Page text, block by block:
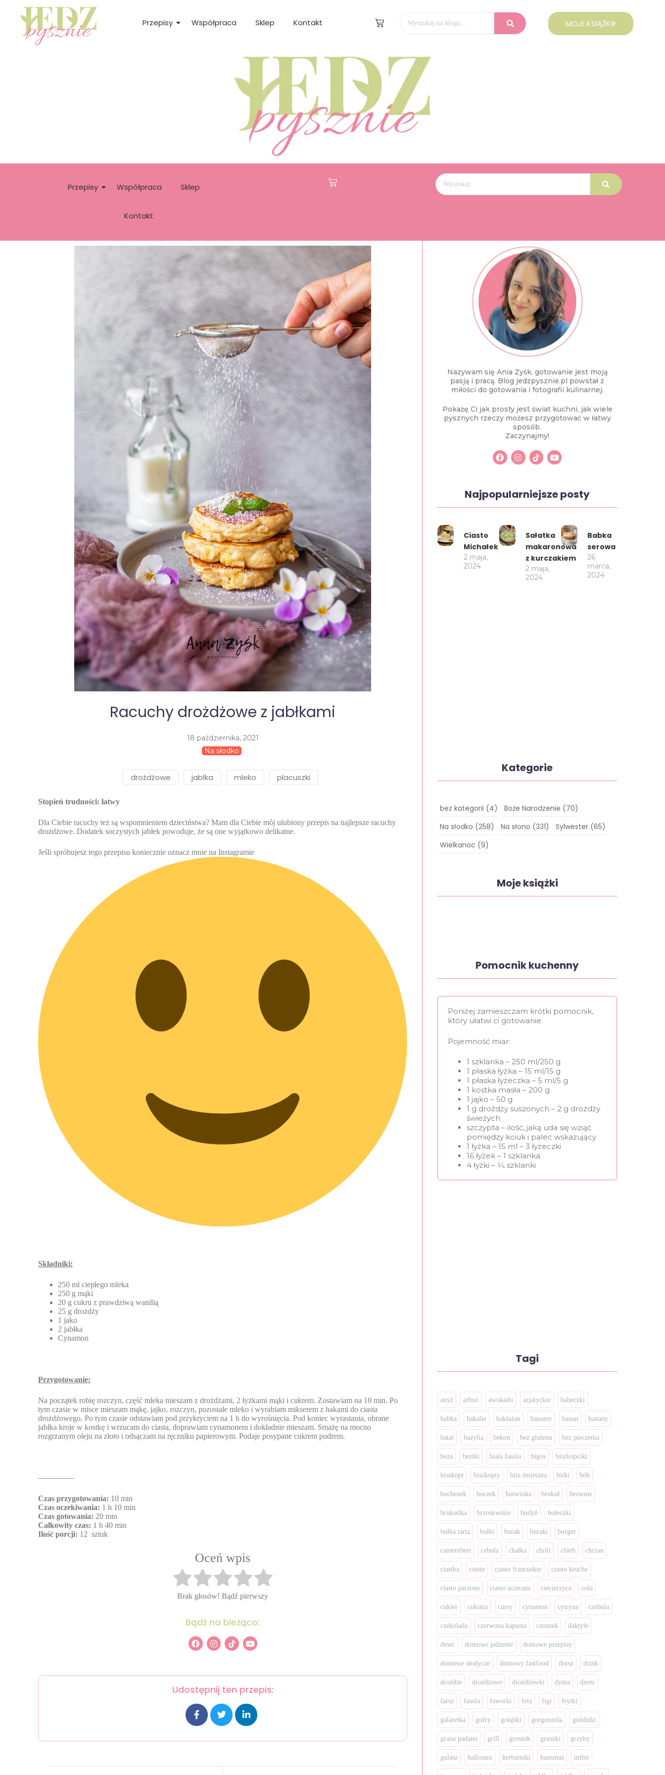
Przepisy Współpraca Sklep Kontakt MOJE KSIĄŻKI
Przepisy Współpraca Sklep
Kontakt
Racuchy drożdżowe z jabłkami
18 października, 2021
Na słodko
drożdżowe jabłka mleko placuszki
Stopień trudności: łatwy
Dla Ciebie racuchy też są wspomnieniem dzieciństwa? Mam dla Ciebie mój ulubiony przepis na najlepsze racuchy
drożdżowe. Dodatek soczystych jabłek powoduje, że są one wyjątkowo delikatne.
Jeśli spróbujesz tego przepisu koniecznie oznacz mnie na Instagramie
Składniki:
250 ml ciepłego mleka
250 g mąki
20 g cukru z prawdziwą wanilią
25 g drożdży
1 jako
2 jabłka
Cynamon
Przygotowanie:
Na początek robię rozczyn, część mleka mieszam z drożdżami, 2 łyżkami mąki i cukrem. Zostawiam na 10 min. Po
tym czasie w misce mieszam mąkę, jajko, rozczyn, pozostałe mleko i wyrabiam mikserem z hakami do ciasta
drożdżowego. Po tym czasie odstawiam pod przykryciem na 1 h do wyrośnięcia. Pod koniec wyrastania, obrane
jabłka kroje w kostkę i wrzucam do ciasta, doprawiam cynamonem i dokładnie mieszam. Smażę na mocno
rozgrzanym oleju na złoto i odsączam na ręczniku papierowym. Podaje posypane cukrem pudrem.
————–
Czas przygotowania: 10 min
Czas oczekiwania: 1 h 10 min
Czas gotowania: 20 min
Całkowity czas: 1 h 40 min
Ilość porcji: 12 sztuk
Oceń wpis
Brak głosów! Bądź pierwszy
Bądź na bieżąco:
Udostępnij ten przepis:
Nazywam się Ania Zyśk, gotowanie jest moją
pasją i pracą. Blog jedzpysznie.pl powstał z
miłości do gotowania i fotografii kulinarnej.
Pokażę Ci jak prosty jest świat kuchni, jak wiele
pysznych rzeczy możesz przygotować w łatwy
sposób.
Zaczynajmy!
Najpopularniejsze posty
Ciasto
Michałek
2 maja,
2024
Sałatka
makaronowa
z kurczakiem
2 maja,
2024
Babka
serowa
26
marca,
2024
Kategorie
bez kategorii (4) Boże Narodzenie (70)
Na słodko (258) Na słono (331) Sylwester (65)
Wielkanoc (9)
Moje książki
Pomocnik kuchenny
Poniżej zamieszczam krótki pomocnik,
który ułatwi ci gotowanie.
Pojemność miar:
1 szklanka – 250 ml/250 g
1 płaska łyżka – 15 ml/15 g
1 płaska łyżeczka – 5 ml/5 g
1 kostka masła – 200 g
1 jajko – 50 g
1 g drożdży suszonych – 2 g drożdży
świeżych
szczypta – ilość, jaką uda się wziąć
pomiędzy kciuk i palec wskazujący
1 łyżka – 15 ml – 3 łyżeczki
16 łyżek – 1 szklanka
4 łyżki – 1⁄4 szklanki
Tagi
anyż arbuz awokado azjatyckie babeczki
babka bakalie bakłażan banamy banan banany
batat bazylia bekon bez glutenu bez pieczenia
beza beziki biała fasola bigos biszkopciki
biszkopt biszkopty bita śmietana bitki bób
bochenek boczek botwinka brokuł brownie
brukselka brzoskwinie budyń bułeczki
bułka tarta bułki burak buraki burger
camembert cebula chałka chilli chleb chrzan
ciastka ciasto ciasto francuskie ciasto kruche
ciasto parzone ciasto ucierane ciecierzyca cola
cukier cukinia curry cynamon cytryna czebula
czekolada czerwona kapusta czosnek daktyle
deser domowe jedzenie domowe przepisy
domowe słodycze domowy fastfood dorsz drink
drożdże drożdżowe drożdżówki dynia dżem
farsz fasola faworki feta figi frytki
galaretka gofry gołąbki gorgonzola goździki
grana padano grill groszek gruszki grzyby
gulasz halloumi herbatniki hummus imbir